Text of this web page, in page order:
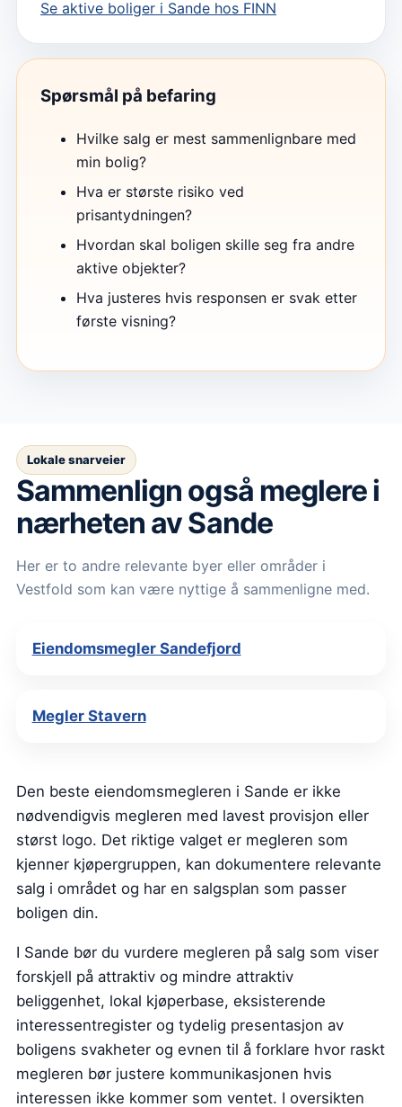
Se aktive boliger i Sande hos FINN
Spørsmål på befaring
Hvilke salg er mest sammenlignbare med
min bolig?
Hva er største risiko ved
prisantydningen?
Hvordan skal boligen skille seg fra andre
aktive objekter?
Hva justeres hvis responsen er svak etter
første visning?
Lokale snarveier
Sammenlign også meglere i
nærheten av Sande
Her er to andre relevante byer eller områder i
Vestfold som kan være nyttige å sammenligne med.
Eiendomsmegler Sandefjord
Megler Stavern
Den beste eiendomsmegleren i Sande er ikke
nødvendigvis megleren med lavest provisjon eller
størst logo. Det riktige valget er megleren som
kjenner kjøpergruppen, kan dokumentere relevante
salg i området og har en salgsplan som passer
boligen din.
I Sande bør du vurdere megleren på salg som viser
forskjell på attraktiv og mindre attraktiv
beliggenhet, lokal kjøperbase, eksisterende
interessentregister og tydelig presentasjon av
boligens svakheter og evnen til å forklare hvor raskt
megleren bør justere kommunikasjonen hvis
interessen ikke kommer som ventet. I oversikten